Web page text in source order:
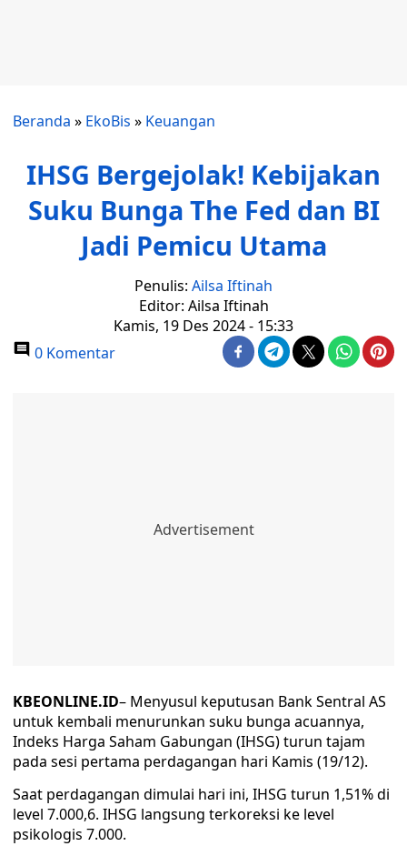
Beranda » EkoBis » Keuangan
IHSG Bergejolak! Kebijakan
Suku Bunga The Fed dan BI
Jadi Pemicu Utama
Penulis: Ailsa Iftinah
Editor: Ailsa Iftinah
Kamis, 19 Des 2024 - 15:33
0 Komentar
KBEONLINE.ID– Menyusul keputusan Bank Sentral AS
untuk kembali menurunkan suku bunga acuannya,
Indeks Harga Saham Gabungan (IHSG) turun tajam
pada sesi pertama perdagangan hari Kamis (19/12).
Saat perdagangan dimulai hari ini, IHSG turun 1,51% di
level 7.000,6. IHSG langsung terkoreksi ke level
psikologis 7.000.